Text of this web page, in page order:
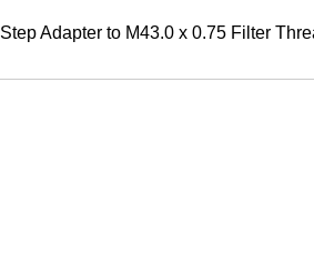
Step Adapter to M43.0 x 0.75 Filter